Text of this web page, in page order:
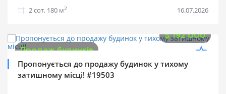
2 cот. 180 м2 16.07.2026
$192 000
Продаж будинків
Пропонується до продажу будинок у тихому
затишному місці! #19503